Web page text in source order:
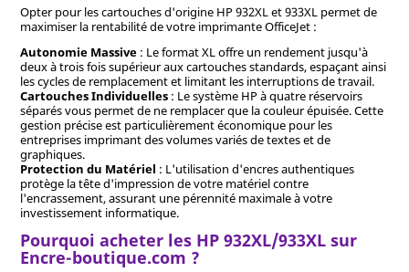
Opter pour les cartouches d'origine HP 932XL et 933XL permet de
maximiser la rentabilité de votre imprimante OfficeJet :
Autonomie Massive: Le format XL offre un rendement jusqu'à
deux à trois fois supérieur aux cartouches standards, espaçant ainsi
les cycles de remplacement et limitant les interruptions de travail.
Cartouches Individuelles: Le système HP à quatre réservoirs
séparés vous permet de ne remplacer que la couleur épuisée. Cette
gestion précise est particulièrement économique pour les
entreprises imprimant des volumes variés de textes et de
graphiques.
Protection du Matériel : L'utilisation d'encres authentiques
protège la tête d'impression de votre matériel contre
l'encrassement, assurant une pérennité maximale à votre
investissement informatique.
Pourquoi acheter les HP 932XL/933XL sur
Encre-boutique.com ?